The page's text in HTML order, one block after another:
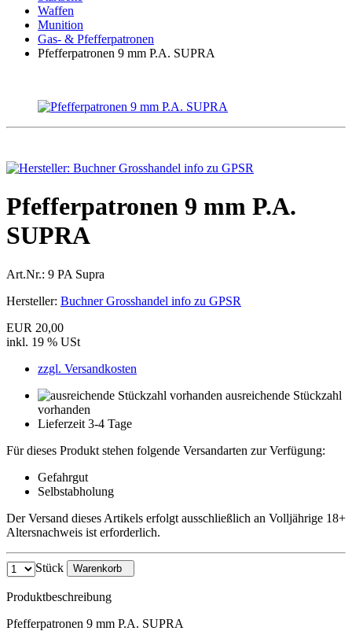
Waffen
Munition
Gas- & Pfefferpatronen
Pfefferpatronen 9 mm P.A. SUPRA
Pfefferpatronen 9 mm P.A.
SUPRA
Art.Nr.: 9 PA Supra
Hersteller: Buchner Grosshandel info zu GPSR
EUR 20,00
inkl. 19 % USt
zzgl. Versandkosten
ausreichende Stückzahl
vorhanden
Lieferzeit 3-4 Tage
Für dieses Produkt stehen folgende Versandarten zur Verfügung:
Gefahrgut
Selbstabholung
Der Versand dieses Artikels erfolgt ausschließlich an Volljährige 18+
Altersnachweis ist erforderlich.
Stück Warenkorb
Produktbeschreibung
Pfefferpatronen 9 mm P.A. SUPRA